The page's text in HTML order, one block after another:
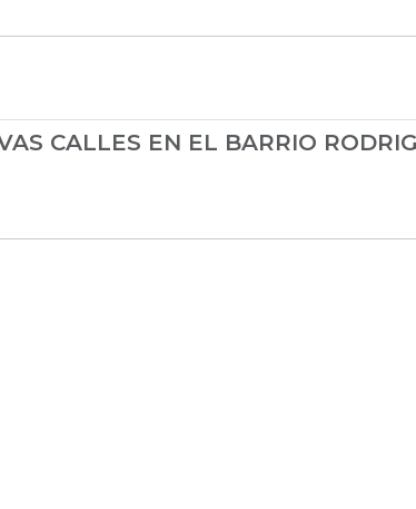
CALLES EN EL BARRIO